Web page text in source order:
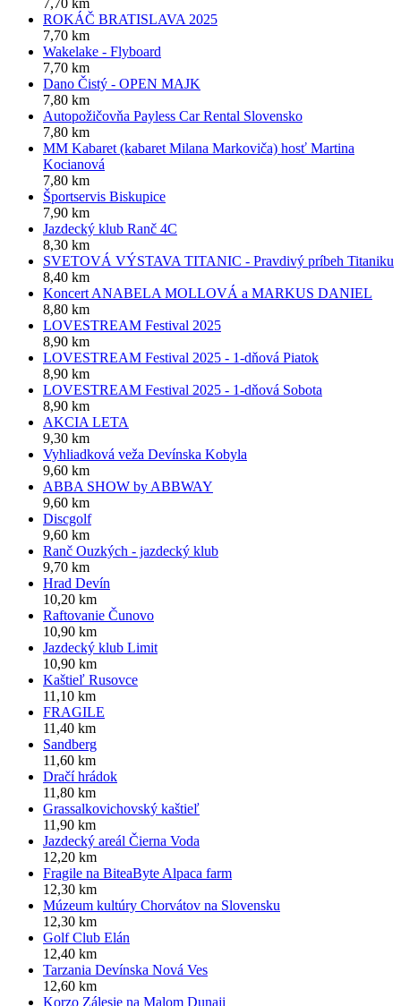
ROKÁČ BRATISLAVA 2025
7,70 km
Wakelake - Flyboard
7,70 km
Dano Čistý - OPEN MAJK
7,80 km
Autopožičovňa Payless Car Rental Slovensko
7,80 km
MM Kabaret (kabaret Milana Markoviča) hosť Martina
Kocianová
7,80 km
Športservis Biskupice
7,90 km
Jazdecký klub Ranč 4C
8,30 km
SVETOVÁ VÝSTAVA TITANIC - Pravdivý príbeh Titaniku
8,40 km
Koncert ANABELA MOLLOVÁ a MARKUS DANIEL
8,80 km
LOVESTREAM Festival 2025
8,90 km
LOVESTREAM Festival 2025 - 1-dňová Piatok
8,90 km
LOVESTREAM Festival 2025 - 1-dňová Sobota
8,90 km
AKCIA LETA
9,30 km
Vyhliadková veža Devínska Kobyla
9,60 km
ABBA SHOW by ABBWAY
9,60 km
Discgolf
9,60 km
Ranč Ouzkých - jazdecký klub
9,70 km
Hrad Devín
10,20 km
Raftovanie Čunovo
10,90 km
Jazdecký klub Limit
10,90 km
Kaštieľ Rusovce
11,10 km
FRAGILE
11,40 km
Sandberg
11,60 km
Dračí hrádok
11,80 km
Grassalkovichovský kaštieľ
11,90 km
Jazdecký areál Čierna Voda
12,20 km
Fragile na BiteaByte Alpaca farm
12,30 km
Múzeum kultúry Chorvátov na Slovensku
12,30 km
Golf Club Elán
12,40 km
Tarzania Devínska Nová Ves
12,60 km
Korzo Zálesie na Malom Dunaji